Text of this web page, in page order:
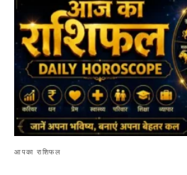
आपका राशिफल